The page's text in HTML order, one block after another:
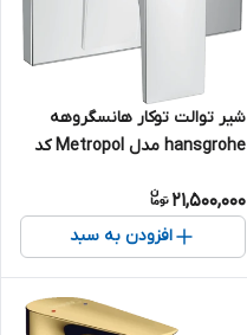
شیر توالت توکار هانسگروهه
hansgrohe مدل Metropol کد
21,500,000
افزودن به سبد